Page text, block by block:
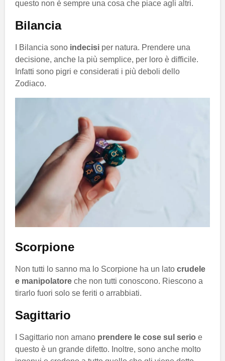
questo non è sempre una cosa che piace agli altri.
Bilancia
I Bilancia sono indecisi per natura. Prendere una
decisione, anche la più semplice, per loro è difficile.
Infatti sono pigri e considerati i più deboli dello
Zodiaco.
Scorpione
Non tutti lo sanno ma lo Scorpione ha un lato crudele
e manipolatore che non tutti conoscono. Riescono a
tirarlo fuori solo se feriti o arrabbiati.
Sagittario
I Sagittario non amano prendere le cose sul serio e
questo è un grande difetto. Inoltre, sono anche molto